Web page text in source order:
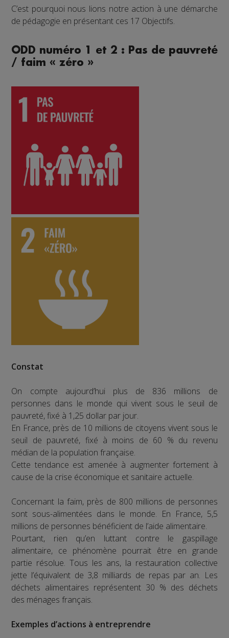
C’est pourquoi nous lions notre action à une démarche
de pédagogie en présentant ces 17 Objectifs.
ODD numéro 1 et 2 : Pas de pauvreté
/ faim « zéro »
Constat
On compte aujourd’hui plus de 836 millions de
personnes dans le monde qui vivent sous le seuil de
pauvreté, fixé à 1,25 dollar par jour.
En France, près de 10 millions de citoyens vivent sous le
seuil de pauvreté, fixé à moins de 60 % du revenu
médian de la population française.
Cette tendance est amenée à augmenter fortement à
cause de la crise économique et sanitaire actuelle.
Concernant la faim, près de 800 millions de personnes
sont sous-alimentées dans le monde. En France, 5,5
millions de personnes bénéficient de l’aide alimentaire.
Pourtant, rien qu’en luttant contre le gaspillage
alimentaire, ce phénomène pourrait être en grande
partie résolue. Tous les ans, la restauration collective
jette l’équivalent de 3,8 milliards de repas par an. Les
déchets alimentaires représentent 30 % des déchets
des ménages français.
Exemples d’actions à entreprendre